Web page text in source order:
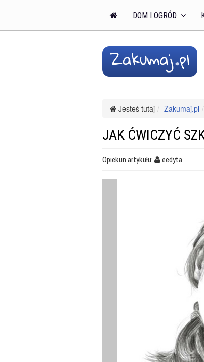
DOM I OGRÓD
Jesteś tutaj Zakumaj.pl
JAK ĆWICZYĆ
Opiekun artykułu: eedyta